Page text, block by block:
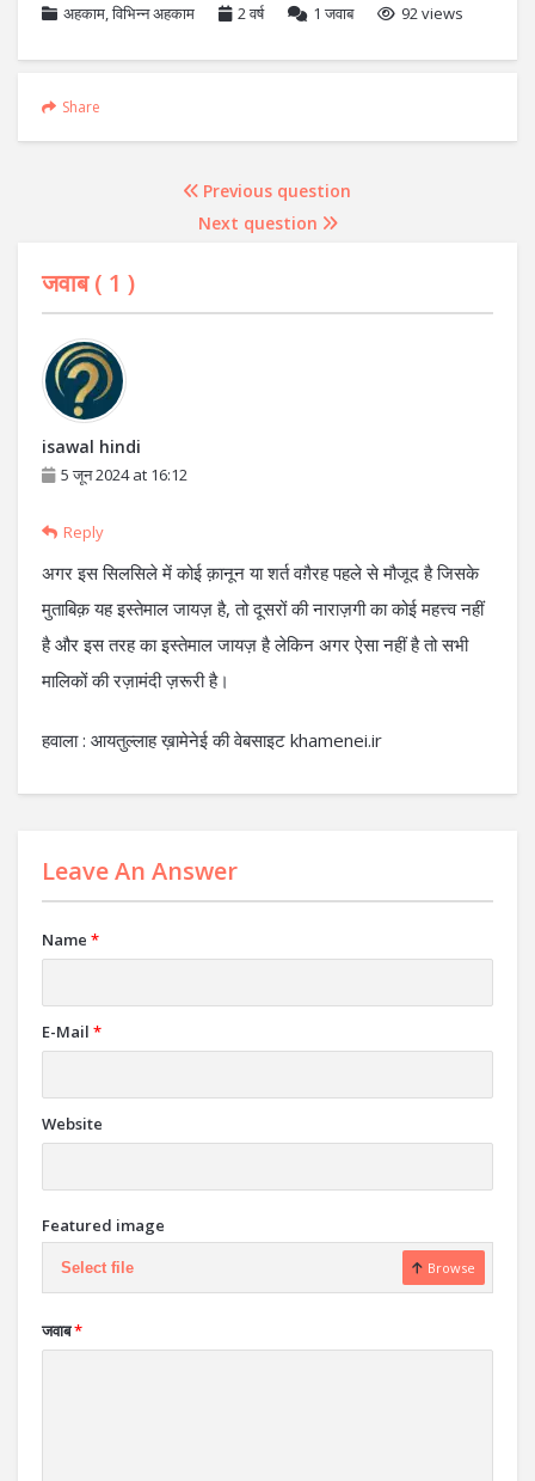
अहकाम,विभिन्न अहकाम 2 वर्ष 1 जवाब 92 views
Share
Previous question
Next question
जवाब ( 1 )
isawal hindi
5 जून 2024 at 16:12
Reply
अगर इस सिलसिले में कोई क़ानून या शर्त वग़ैरह पहले से मौजूद है जिसके
मुताबिक़ यह इस्तेमाल जायज़ है, तो दूसरों की नाराज़गी का कोई महत्त्व नहीं
है और इस तरह का इस्तेमाल जायज़ है लेकिन अगर ऐसा नहीं है तो सभी
मालिकों की रज़ामंदी ज़रूरी है।
हवाला : आयतुल्लाह ख़ामेनेई की वेबसाइट khamenei.ir
Leave An Answer
Name *
E-Mail *
Website
Featured image
Select file Browse
जवाब*